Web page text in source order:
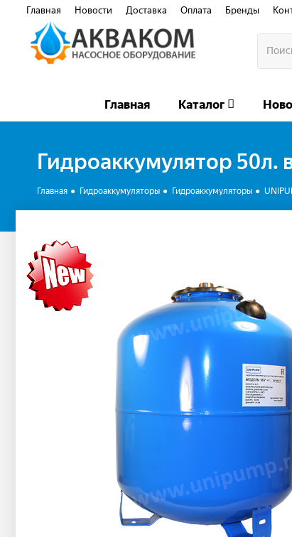
Главная Новости Доставка Оплата Бренды
Главная Каталог
Гидроаккумулятор 50л.
Главная Гидроаккумуляторы Гидроаккумуляторы